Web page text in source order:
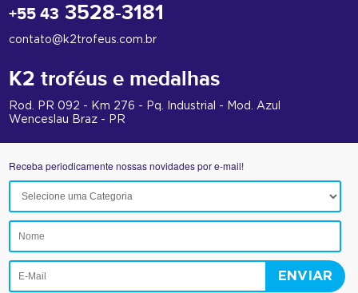
+55 43 3528-3181
contato@k2trofeus.com.br
K2 troféus e medalhas
Rod. PR 092 - Km 276 - Pq. Industrial - Mod. Azul
Wenceslau Braz - PR
Receba periodicamente nossas novidades por e-mail!
ENVIAR